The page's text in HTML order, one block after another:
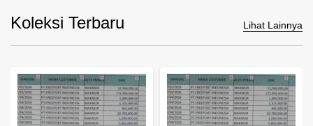
Koleksi Terbaru Lihat Lainnya